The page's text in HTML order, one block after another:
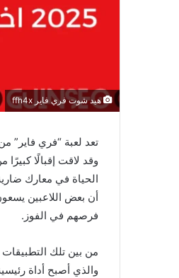
هيد شوت فري فاير ffh4x
تعد لعبة “فري فاير”
وقد لاقت إقبالًا
الحياة في معارك
أن بعض اللاعبين
فرصهم في الفوز.
والذي أصبح أداة